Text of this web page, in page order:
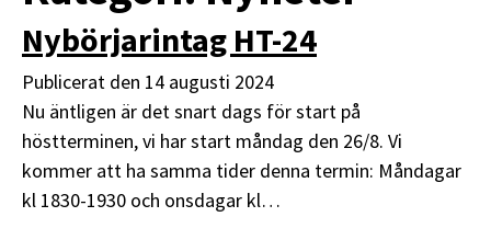
Nybörjarintag HT-24
Publicerat den 14 augusti 2024
Nu äntligen är det snart dags för start på
höstterminen, vi har start måndag den 26/8. Vi
kommer att ha samma tider denna termin: Måndagar
kl 1830-1930 och onsdagar kl…